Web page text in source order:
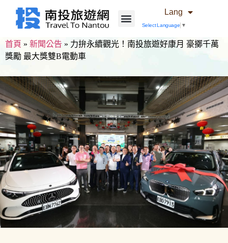
Lang
Select Language ▼
首頁 » 新聞公告 » 力拚永續觀光！南投旅遊好康月 豪擲千萬
獎勵 最大獎雙B電動車